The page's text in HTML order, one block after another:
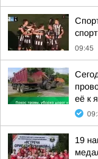
09:45
её к
19